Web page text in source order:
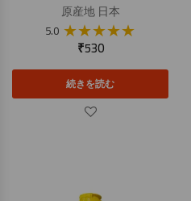
原産地日本
5.0 ★★★★★
₹530
続きを読む